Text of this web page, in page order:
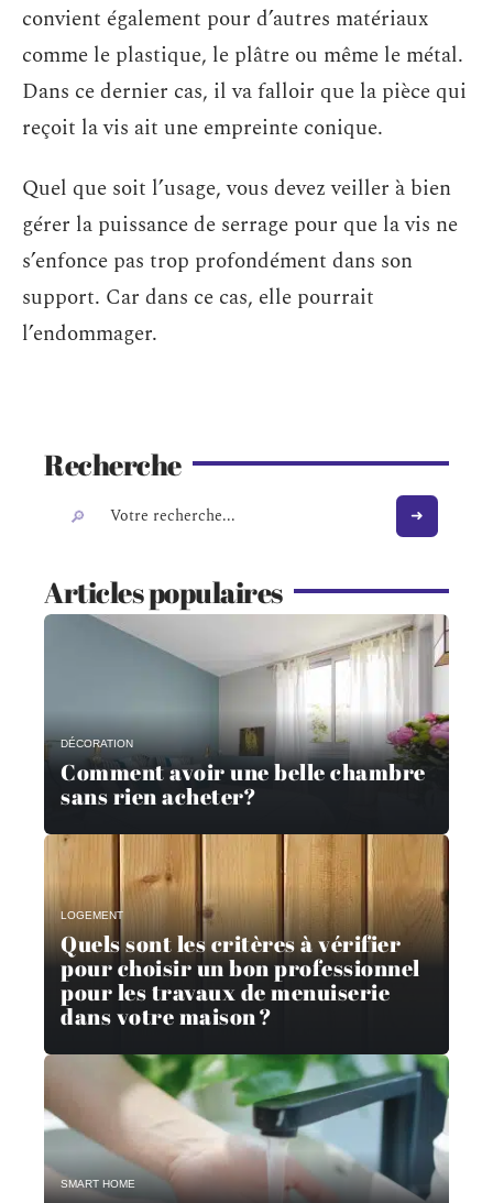
convient également pour d’autres matériaux
comme le plastique, le plâtre ou même le métal.
Dans ce dernier cas, il va falloir que la pièce qui
reçoit la vis ait une empreinte conique.
Quel que soit l’usage, vous devez veiller à bien
gérer la puissance de serrage pour que la vis ne
s’enfonce pas trop profondément dans son
support. Car dans ce cas, elle pourrait
l’endommager.
Recherche
Articles populaires
DÉCORATION
Comment avoir une belle chambre
sans rien acheter?
LOGEMENT
Quels sont les critères à vérifier
pour choisir un bon professionnel
pour les travaux de menuiserie
dans votre maison ?
SMART HOME